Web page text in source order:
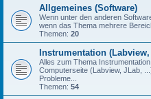
Allgemeines (Software)
Wenn unter den anderen
wenn das Thema mehrere
Themen: 20
Instrumentation
Alles zum Thema
Computerseite (Labview, JLab,
Probleme...
Themen: 54